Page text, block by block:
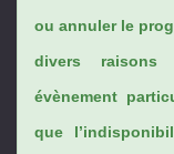
ou annuler le
divers raisons
évènement
que